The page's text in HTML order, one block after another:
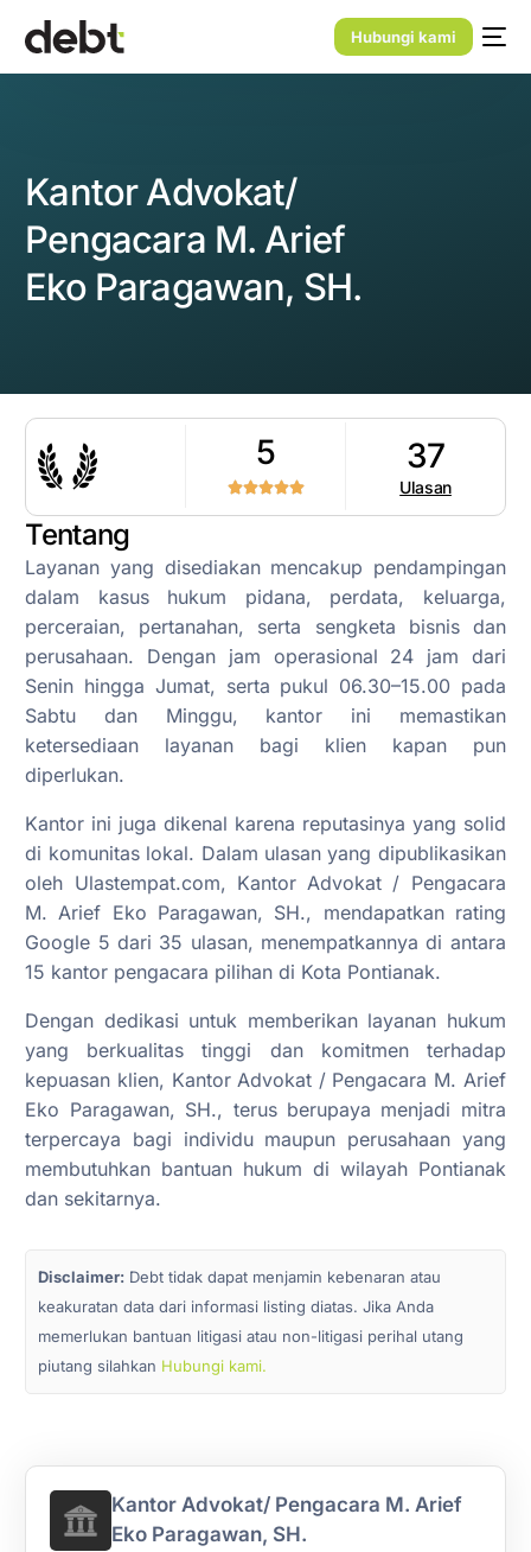
Hubungi kami
Kantor Advokat/
Pengacara M. Arief
Eko Paragawan, SH.
5 37
Ulasan
Tentang
Layanan yang disediakan mencakup pendampingan
dalam kasus hukum pidana, perdata, keluarga,
perceraian, pertanahan, serta sengketa bisnis dan
perusahaan. Dengan jam operasional 24 jam dari
Senin hingga Jumat, serta pukul 06.30–15.00 pada
Sabtu dan Minggu, kantor ini memastikan
ketersediaan layanan bagi klien kapan pun
diperlukan.
Kantor ini juga dikenal karena reputasinya yang solid
di komunitas lokal. Dalam ulasan yang dipublikasikan
oleh Ulastempat.com, Kantor Advokat / Pengacara
M. Arief Eko Paragawan, SH., mendapatkan rating
Google 5 dari 35 ulasan, menempatkannya di antara
15 kantor pengacara pilihan di Kota Pontianak.
Dengan dedikasi untuk memberikan layanan hukum
yang berkualitas tinggi dan komitmen terhadap
kepuasan klien, Kantor Advokat / Pengacara M. Arief
Eko Paragawan, SH., terus berupaya menjadi mitra
terpercaya bagi individu maupun perusahaan yang
membutuhkan bantuan hukum di wilayah Pontianak
dan sekitarnya.
Disclaimer: Debt tidak dapat menjamin kebenaran atau
keakuratan data dari informasi listing diatas. Jika Anda
memerlukan bantuan litigasi atau non-litigasi perihal utang
piutang silahkan Hubungi kami.
Kantor Advokat/ Pengacara M. Arief
Eko Paragawan, SH.